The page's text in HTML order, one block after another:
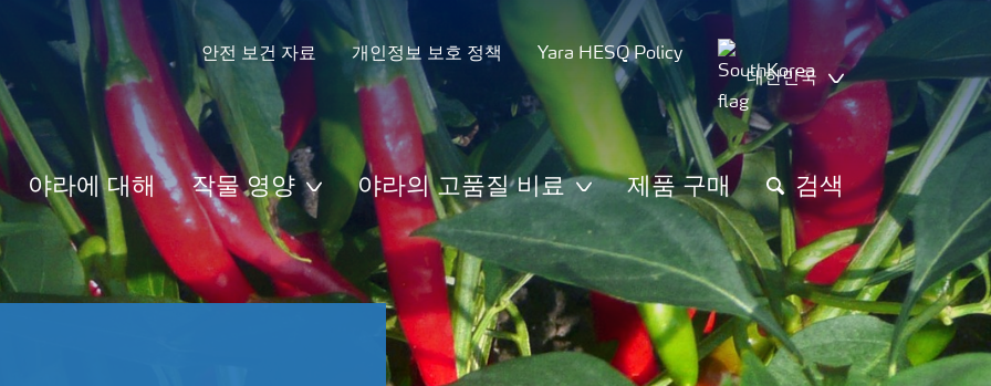
안전 보건 자료 개인정보 보호 정책
Yara HESQ Policy
대한민국
야라에 대해 작물 영양 야라의 고품질 비료 제품 구매 검색